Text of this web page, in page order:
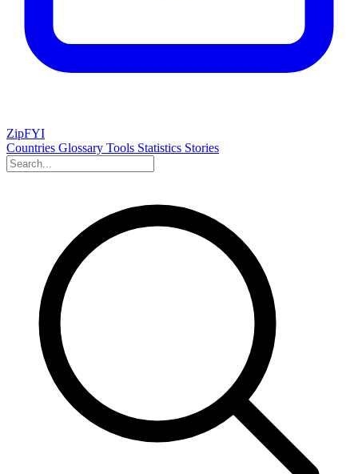
ZipFYI
Countries Glossary Tools Statistics Stories